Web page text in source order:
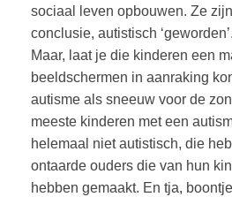
sociaal leven opbouwen. Ze
conclusie, autistisch
Maar, laat je die kinderen een
beeldschermen in aanraking
autisme als sneeuw voor de
meeste kinderen met een
helemaal niet autistisch, die
ontaarde ouders die van hun
hebben gemaakt. En tja,